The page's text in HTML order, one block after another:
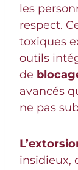
les
respect.
toxiques
outils
de
avancés
ne pas
insidieux,